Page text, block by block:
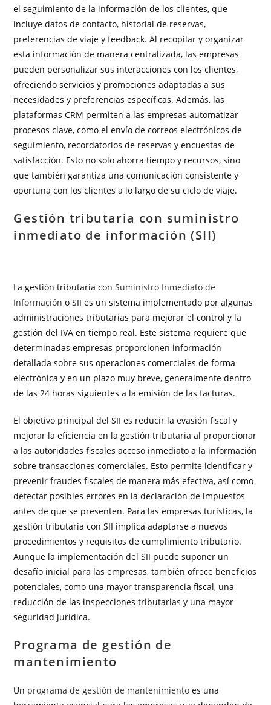
el seguimiento de la información de los clientes, que
incluye datos de contacto, historial de reservas,
preferencias de viaje y feedback. Al recopilar y organizar
esta información de manera centralizada, las empresas
pueden personalizar sus interacciones con los clientes,
ofreciendo servicios y promociones adaptadas a sus
necesidades y preferencias específicas. Además, las
plataformas CRM permiten a las empresas automatizar
procesos clave, como el envío de correos electrónicos de
seguimiento, recordatorios de reservas y encuestas de
satisfacción. Esto no solo ahorra tiempo y recursos, sino
que también garantiza una comunicación consistente y
oportuna con los clientes a lo largo de su ciclo de viaje.
Gestión tributaria con suministro
inmediato de información (SII)
La gestión tributaria conSuministro Inmediato de
Información o SII es un sistema implementado por algunas
administraciones tributarias para mejorar el control y la
gestión del IVA en tiempo real. Este sistema requiere que
determinadas empresas proporcionen información
detallada sobre sus operaciones comerciales de forma
electrónica y en un plazo muy breve, generalmente dentro
de las 24 horas siguientes a la emisión de las facturas.
El objetivo principal del SII es reducir la evasión fiscal y
mejorar la eficiencia en la gestión tributaria al proporcionar
a las autoridades fiscales acceso inmediato a la información
sobre transacciones comerciales. Esto permite identificar y
prevenir fraudes fiscales de manera más efectiva, así como
detectar posibles errores en la declaración de impuestos
antes de que se presenten. Para las empresas turísticas, la
gestión tributaria con SII implica adaptarse a nuevos
procedimientos y requisitos de cumplimiento tributario.
Aunque la implementación del SII puede suponer un
desafío inicial para las empresas, también ofrece beneficios
potenciales, como una mayor transparencia fiscal, una
reducción de las inspecciones tributarias y una mayor
seguridad jurídica.
Programa de gestión de
mantenimiento
Un programa de gestión de mantenimiento es una